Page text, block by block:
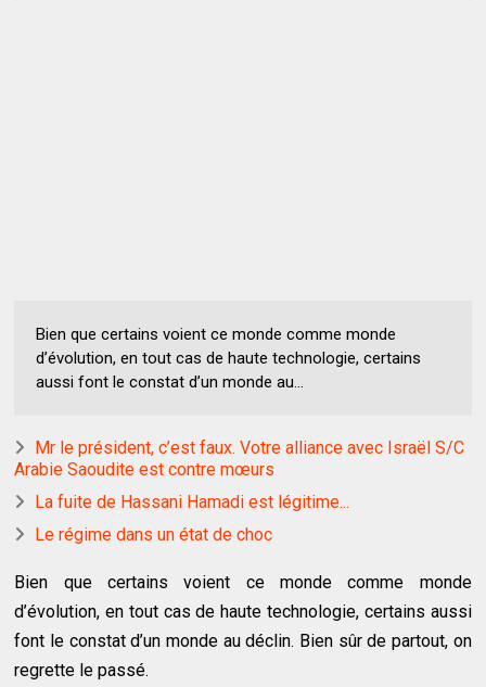
Bien que certains voient ce monde comme monde
d’évolution, en tout cas de haute technologie, certains
aussi font le constat d’un monde au...
Mr le président, c’est faux. Votre alliance avec Israël S/C
Arabie Saoudite est contre mœurs
La fuite de Hassani Hamadi est légitime...
Le régime dans un état de choc
Bien que certains voient ce monde comme monde
d’évolution, en tout cas de haute technologie, certains aussi
font le constat d’un monde au déclin. Bien sûr de partout, on
regrette le passé.